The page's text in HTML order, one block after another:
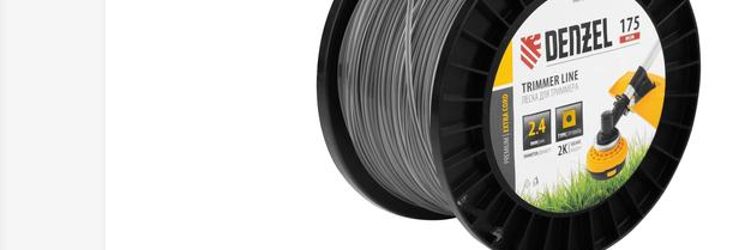
высоте
Пневматика, Гидравлика
Промышленная химия
Распродажа
Расходные материалы и
оснастка
Сантехника